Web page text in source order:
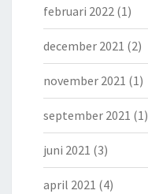
februari 2022 (1)
december 2021 (2)
november 2021 (1)
september 2021 (1)
juni 2021 (3)
april 2021 (4)